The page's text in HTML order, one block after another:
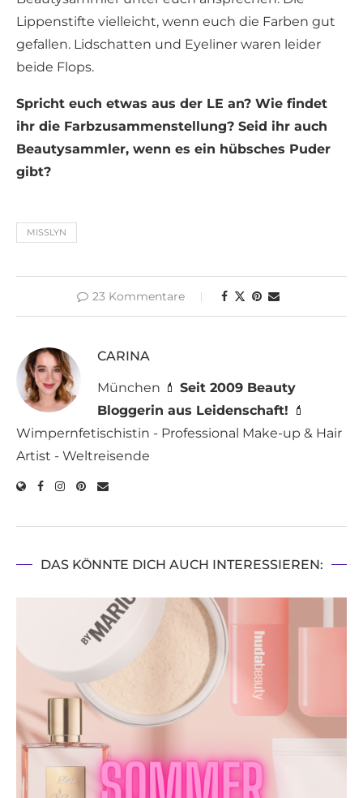
Lippenstifte vielleicht, wenn euch die Farben gut
gefallen. Lidschatten und Eyeliner waren leider
beide Flops.
Spricht euch etwas aus der LE an? Wie findet
ihr die Farbzusammenstellung? Seid ihr auch
Beautysammler, wenn es ein hübsches Puder
gibt?
MISSLYN
23 Kommentare
CARINA
München 💄 Seit 2009 Beauty
Bloggerin aus Leidenschaft! 💄
Wimpernfetischistin - Professional Make-up & Hair
Artist - Weltreisende
DAS KÖNNTE DICH AUCH INTERESSIEREN: